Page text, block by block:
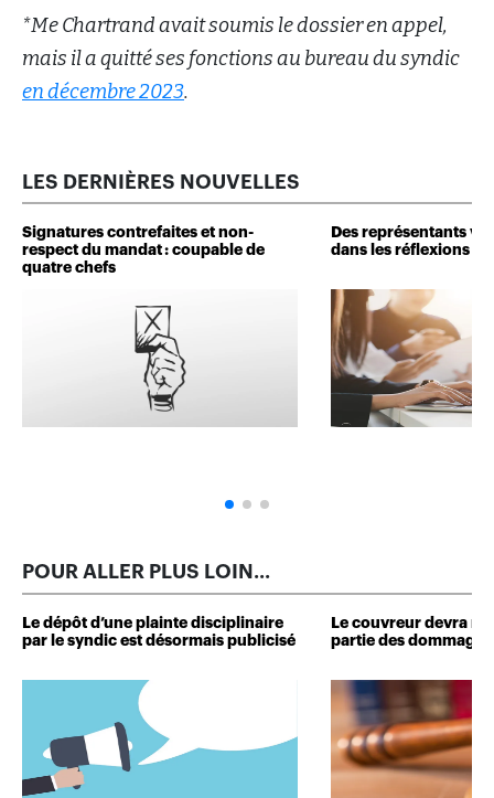
*Me Chartrand avait soumis le dossier en appel,
mais il a quitté ses fonctions au bureau du syndic
en décembre 2023.
LES DERNIÈRES NOUVELLES
Signatures contrefaites et non-
respect du mandat : coupable de
quatre chefs
Des représentants
dans les réflexions de
POUR ALLER PLUS LOIN...
Le dépôt d’une plainte disciplinaire
par le syndic est désormais publicisé
Le couvreur devra
partie des dommages